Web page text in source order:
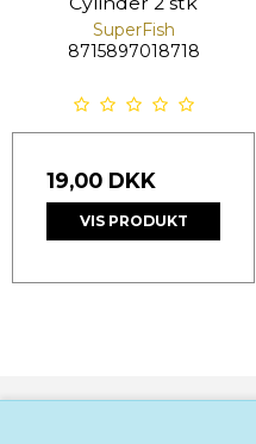
SuperFish
8715897018718
19,00 DKK
VIS PRODUKT